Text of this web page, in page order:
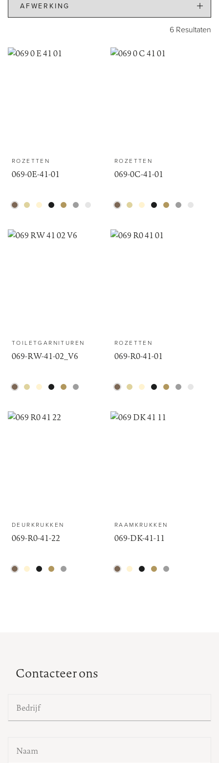
6 Resultaten
ROZETTEN
069-0E-41-01
ROZETTEN
069-0C-41-01
TOILETGARNITUREN
069-RW-41-02_V6
ROZETTEN
069-R0-41-01
DEURKRUKKEN
069-R0-41-22
RAAMKRUKKEN
069-DK-41-11
Contacteer ons